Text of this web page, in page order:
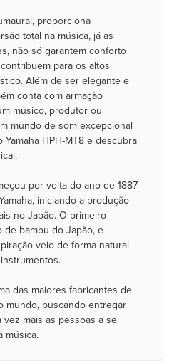
proporciona
total na música, já as
não só garantem conforto
para os altos
Além de ser elegante e
conta com armação
músico, produtor ou
mundo de som excepcional
HPH-MT8 e descubra
por volta do ano de 1887
iniciando a produção
no Japão. O primeiro
de bambu do Japão, e
veio de forma natural
das maiores fabricantes de
mundo, buscando entregar
mais as pessoas a se
música.